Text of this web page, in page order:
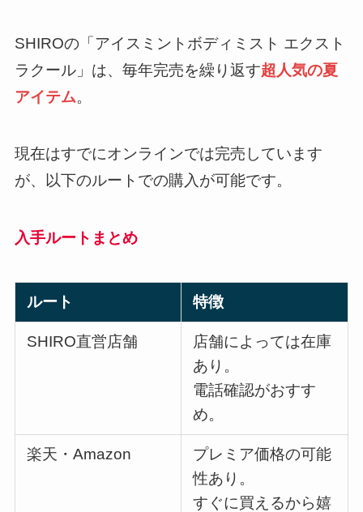
SHIROの「アイスミントボディミスト エクスト
ラクール」は、毎年完売を繰り返す超人気の夏
アイテム。
現在はすでにオンラインでは完売しています
が、以下のルートでの購入が可能です。
入手ルートまとめ
ルート 特徴
SHIRO直営店舗
店舗によっては在庫
あり。
電話確認がおすす
め。
楽天・Amazon
プレミア価格の可能
性あり。
すぐに買えるから嬉